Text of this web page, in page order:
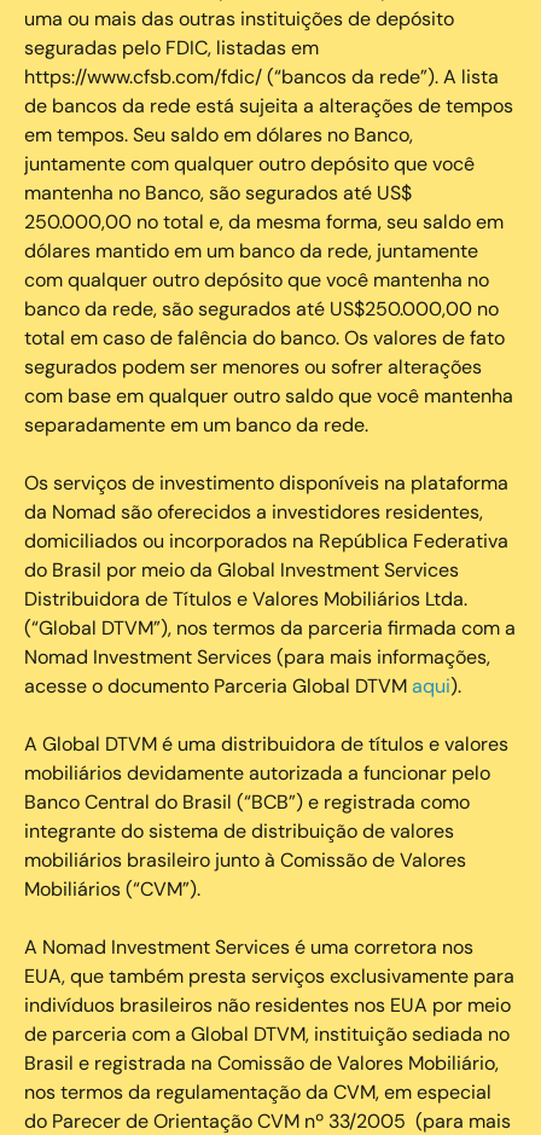
uma ou mais das outras instituições de depósito
seguradas pelo FDIC, listadas em
https://www.cfsb.com/fdic/ (“bancos da rede”). A lista
de bancos da rede está sujeita a alterações de tempos
em tempos. Seu saldo em dólares no Banco,
juntamente com qualquer outro depósito que você
mantenha no Banco, são segurados até US$
250.000,00 no total e, da mesma forma, seu saldo em
dólares mantido em um banco da rede, juntamente
com qualquer outro depósito que você mantenha no
banco da rede, são segurados até US$250.000,00 no
total em caso de falência do banco. Os valores de fato
segurados podem ser menores ou sofrer alterações
com base em qualquer outro saldo que você mantenha
separadamente em um banco da rede.
Os serviços de investimento disponíveis na plataforma
da Nomad são oferecidos a investidores residentes,
domiciliados ou incorporados na República Federativa
do Brasil por meio da Global Investment Services
Distribuidora de Títulos e Valores Mobiliários Ltda.
(“Global DTVM”), nos termos da parceria firmada com a
Nomad Investment Services (para mais informações,
acesse o documento Parceria Global DTVMaqui).
A Global DTVM é uma distribuidora de títulos e valores
mobiliários devidamente autorizada a funcionar pelo
Banco Central do Brasil (“BCB”) e registrada como
integrante do sistema de distribuição de valores
mobiliários brasileiro junto à Comissão de Valores
Mobiliários (“CVM”).
‍A Nomad Investment Services é uma corretora nos
EUA, que também presta serviços exclusivamente para
indivíduos brasileiros não residentes nos EUA por meio
de parceria com a Global DTVM, instituição sediada no
Brasil e registrada na Comissão de Valores Mobiliário,
nos termos da regulamentação da CVM, em especial
do Parecer de Orientação CVM nº 33/2005 (para mais